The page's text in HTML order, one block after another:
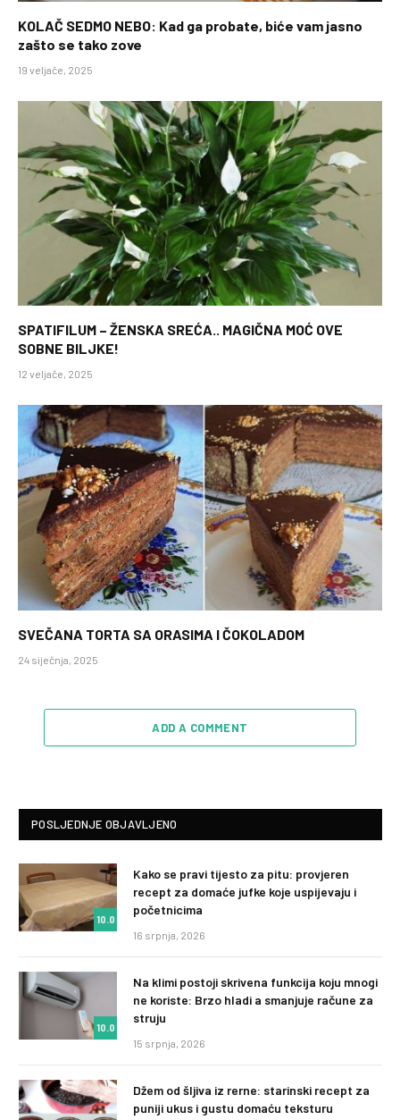
KOLAČ SEDMO NEBO: Kad ga probate, biće vam jasno
zašto se tako zove
19 veljače, 2025
SPATIFILUM – ŽENSKA SREĆA.. MAGIČNA MOĆ OVE
SOBNE BILJKE!
12 veljače, 2025
SVEČANA TORTA SA ORASIMA I ČOKOLADOM
24 siječnja, 2025
ADD A COMMENT
POSLJEDNJE OBJAVLJENO
10.0
Kako se pravi tijesto za pitu: provjeren
recept za domaće jufke koje uspijevaju i
početnicima
16 srpnja, 2026
10.0
Na klimi postoji skrivena funkcija koju mnogi
ne koriste: Brzo hladi a smanjuje račune za
struju
15 srpnja, 2026
Džem od šljiva iz rerne: starinski recept za
puniji ukus i gustu domaću teksturu